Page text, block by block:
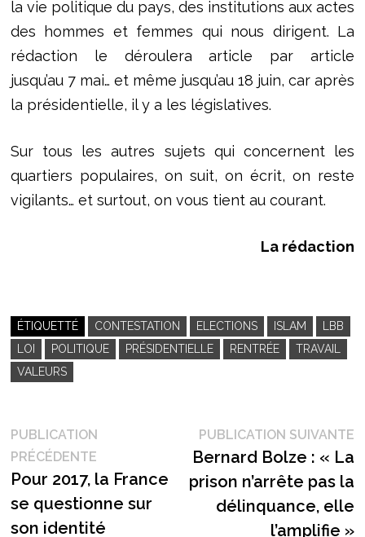
la vie politique du pays, des institutions aux actes
des hommes et femmes qui nous dirigent. La
rédaction le déroulera article par article
jusqu’au 7 mai… et même jusqu’au 18 juin, car après
la présidentielle, il y a les législatives.
Sur tous les autres sujets qui concernent les
quartiers populaires, on suit, on écrit, on reste
vigilants… et surtout, on vous tient au courant.
La rédaction
ÉTIQUETTÉ CONTESTATION ELECTIONS ISLAM
LBB
LOI
POLITIQUE PRÉSIDENTIELLE RENTRÉE
TRAVAIL
VALEURS
Navigation
de
l’article
PUBLICATION
PRÉCÉDENTEPublication
précédente :
Pour 2017, la France
se questionne sur
son identité
PUBLICATION SUIVANTE
Bernard Bolze : « La
prison n’arrête pas la
délinquance, elle
l’amplifie »